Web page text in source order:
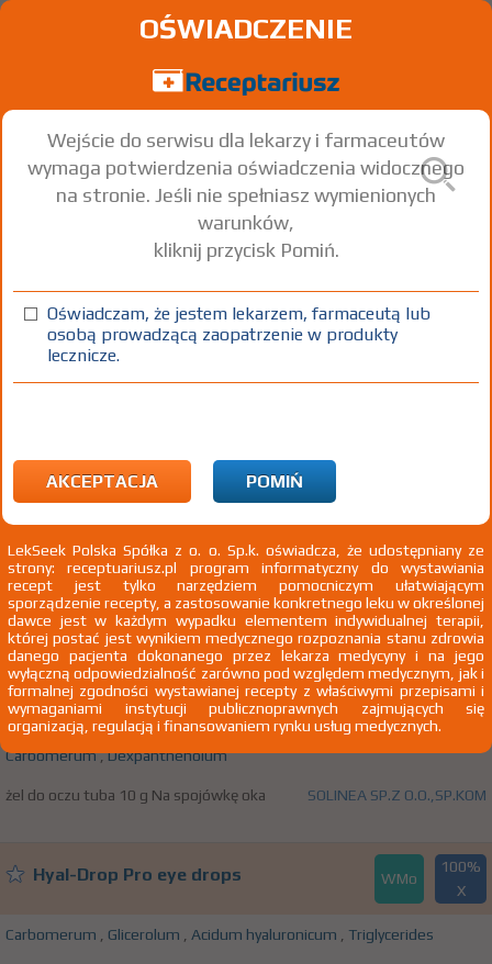
Znaleziono wyników:
SD
Carbomerum
kaps. 150 mg 20 szt. Doustnie Bausch Health
Dexicor WMo
100%
31,61 zł
Carbomerum,Dexpanthenolum
żel do oczu tuba 10 g Na spojówkę oka SOLINEA SP.Z O.O.,SP.KOM
Hyal-Drop Pro eye drops WMo
100%
X
Carbomerum , Glicerolum , Acidum hyaluronicum , Triglycerides
OŚWIADCZENIE
Wejście do serwisu dla lekarzy i farmaceutów
wymaga potwierdzenia oświadczenia widocznego
na stronie. Jeśli nie spełniasz wymienionych
warunków,
kliknij przycisk Pomiń.
Oświadczam, że jestem lekarzem, farmaceutą lub
osobą prowadzącą zaopatrzenie w produkty
lecznicze.
AKCEPTACJA POMIŃ
LekSeek Polska Spółka z o. o. Sp.k. oświadcza, że udostępniany ze
strony: receptuariusz.pl program informatyczny do wystawiania
recept jest tylko narzędziem pomocniczym ułatwiającym
sporządzenie recepty, a zastosowanie konkretnego leku w określonej
dawce jest w każdym wypadku elementem indywidualnej terapii,
której postać jest wynikiem medycznego rozpoznania stanu zdrowia
danego pacjenta dokonanego przez lekarza medycyny i na jego
wyłączną odpowiedzialność zarówno pod względem medycznym, jak i
formalnej zgodności wystawianej recepty z właściwymi przepisami i
wymaganiami instytucji publicznoprawnych zajmujących się
organizacją, regulacją i finansowaniem rynku usług medycznych.